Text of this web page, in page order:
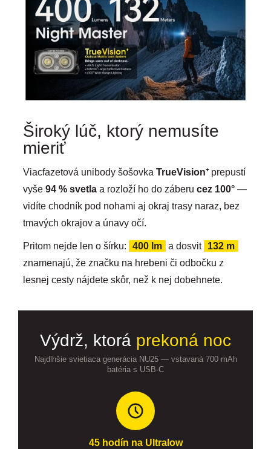
Široký lúč, ktorý nemusíte
mieriť
Viacfazetová unibody šošovka TrueVision⁺prepustí
vyše 94 % svetla a rozloží ho do záberu cez 100° —
vidíte chodník pod nohami aj okraj trasy naraz, bez
tmavých okrajov a únavy očí.
Pritom nejde len o šírku: 400 lm a dosvit 132 m
znamenajú, že značku na hrebeni či odbočku z
lesnej cesty nájdete skôr, než k nej dobehnete.
Výdrž, ktorá prekoná noc
Najdlhšie svietiaca generácia NU25 — vstavaná 700 mAh
batéria s USB-C
45 hodín na Ultralow